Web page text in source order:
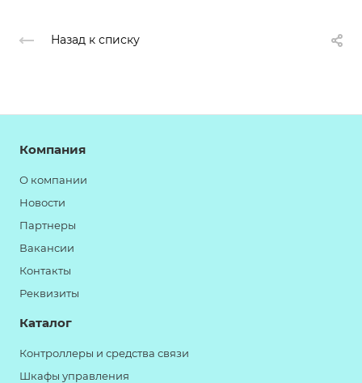
Назад к списку
Компания
О компании
Новости
Партнеры
Вакансии
Контакты
Реквизиты
Каталог
Контроллеры и средства связи
Шкафы управления